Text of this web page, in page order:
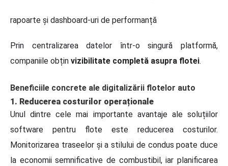
rapoarte și dashboard-uri de performanță
Prin centralizarea datelor într-o singură platformă,
companiile obțin vizibilitate completă asupra flotei.
Beneficiile concrete ale digitalizării flotelor auto
1. Reducerea costurilor operaționale
Unul dintre cele mai importante avantaje ale soluțiilor
software pentru flote este reducerea costurilor.
Monitorizarea traseelor și a stilului de condus poate duce
la economii semnificative de combustibil, iar planificarea